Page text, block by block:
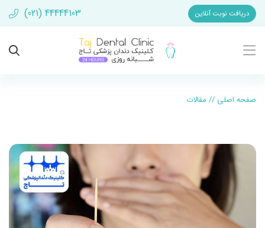
دریافت نوبت آنلاین (021) 44444103
صفحه اصلی // مقالات